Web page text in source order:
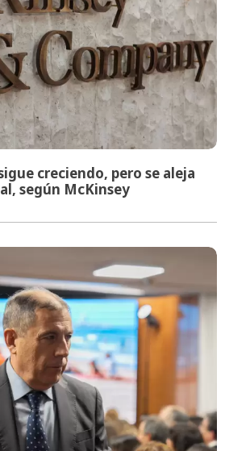
creciendo, pero se aleja
según McKinsey